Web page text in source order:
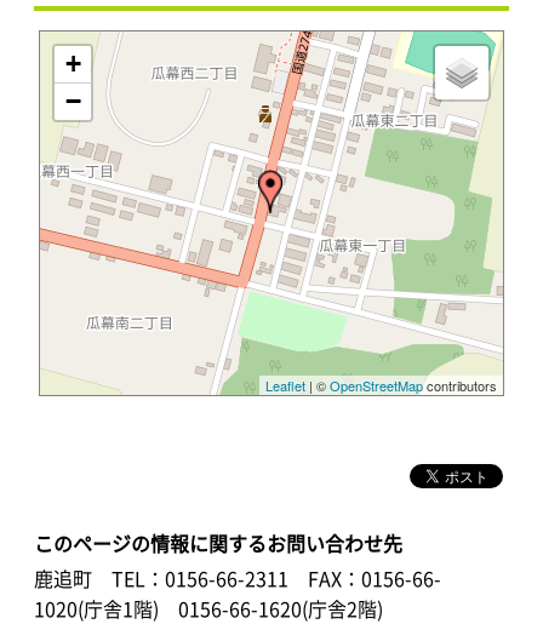
+
−
Leaflet| ©OpenStreetMapcontributors
このページの情報に関するお問い合わせ先
鹿追町
TEL：0156-66-2311
FAX：0156-66-
1020(庁舎1階) 0156-66-1620(庁舎2階)